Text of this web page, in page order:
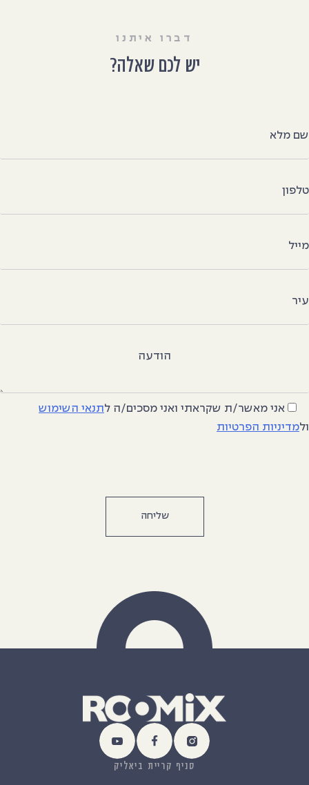
דברו איתנו
יש לכם שאלה?
שם מלא
טלפון
מייל
עיר
הודעה
אני מאשר/ת שקראתי ואני מסכים/ה לתנאי השימוש
ולמדיניות הפרטיות
סניף קריית ביאליק